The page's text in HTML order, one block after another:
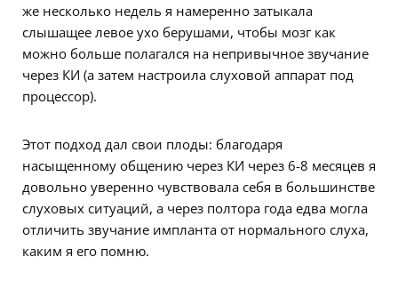
же несколько недель я намеренно затыкала
слышащее левое ухо берушами, чтобы мозг как
можно больше полагался на непривычное звучание
через КИ (а затем настроила слуховой аппарат под
процессор).
Этот подход дал свои плоды: благодаря
насыщенному общению через КИ через 6-8 месяцев я
довольно уверенно чувствовала себя в большинстве
слуховых ситуаций, а через полтора года едва могла
отличить звучание импланта от нормального слуха,
каким я его помню.